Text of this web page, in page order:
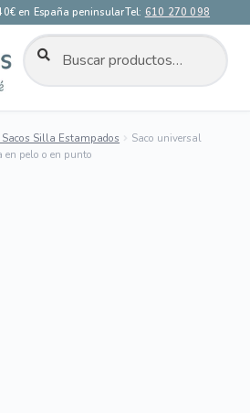
en España peninsularTel: 610 270 098
navegación
Buscar
por:
BUSCAR
Silla Estampados
Saco universal
en pelo o en punto